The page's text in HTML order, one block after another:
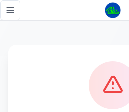
Toggle navigation menu
Página no encontrada - Tu Casa RD